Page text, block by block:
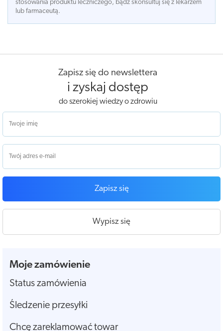
stosowania produktu leczniczego, bądź skonsultuj się z lekarzem
lub farmaceutą.
Zapisz się do newslettera
i zyskaj dostęp
do szerokiej wiedzy o zdrowiu
Zapisz się
Wypisz się
Moje zamówienie
Status zamówienia
Śledzenie przesyłki
Chcę zareklamować towar